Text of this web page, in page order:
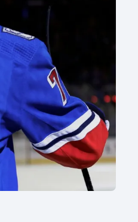
Triatlon
Vodní slalom
Volejbal
Ostatní